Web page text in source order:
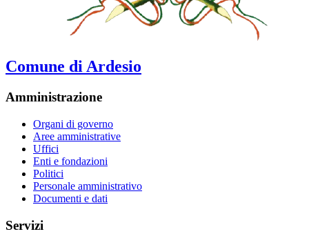
Comune di Ardesio
Amministrazione
Organi di governo
Aree amministrative
Uffici
Enti e fondazioni
Politici
Personale amministrativo
Documenti e dati
Servizi